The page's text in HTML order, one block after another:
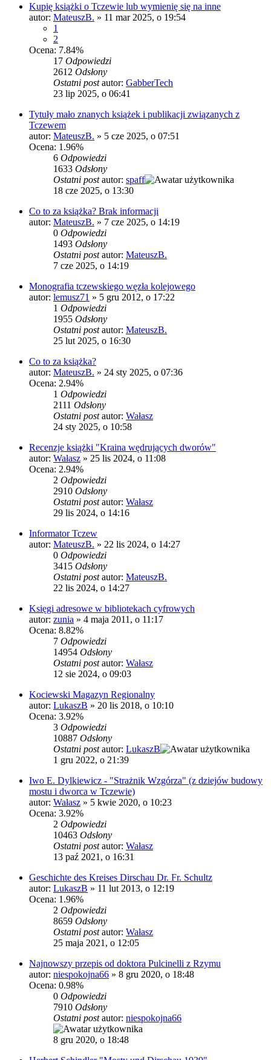
Kupię książki o Tczewie lub wymienię się na inne
autor: MateuszB. » 11 mar 2025, o 19:54
1
2
Ocena: 7.84%
17 Odpowiedzi
2612 Odsłony
Ostatni postautor: GabberTech
23 lip 2025, o 06:41
Tytuły mało znanych książek i publikacji związanych z
Tczewem
autor: MateuszB. » 5 cze 2025, o 07:51
Ocena: 1.96%
6 Odpowiedzi
1633 Odsłony
Ostatni postautor: spaff
18 cze 2025, o 13:30
Co to za książka? Brak informacji
autor: MateuszB. » 7 cze 2025, o 14:19
0 Odpowiedzi
1493 Odsłony
Ostatni postautor: MateuszB.
7 cze 2025, o 14:19
Monografia tczewskiego węzła kolejowego
autor: lemusz71 » 5 gru 2012, o 17:22
1 Odpowiedzi
1955 Odsłony
Ostatni postautor: MateuszB.
25 lut 2025, o 16:30
Co to za książka?
autor: MateuszB. » 24 sty 2025, o 07:36
Ocena: 2.94%
1 Odpowiedzi
2111 Odsłony
Ostatni postautor: Wałasz
24 sty 2025, o 10:58
Recenzje książki "Kraina wędrujących dworów"
autor: Wałasz » 25 lis 2024, o 11:08
Ocena: 2.94%
2 Odpowiedzi
2910 Odsłony
Ostatni postautor: Wałasz
29 lis 2024, o 14:16
Informator Tczew
autor: MateuszB. » 22 lis 2024, o 14:27
0 Odpowiedzi
3415 Odsłony
Ostatni postautor: MateuszB.
22 lis 2024, o 14:27
Księgi adresowe w bibliotekach cyfrowych
autor: zunia » 4 maja 2011, o 11:17
Ocena: 8.82%
7 Odpowiedzi
14954 Odsłony
Ostatni postautor: Wałasz
12 sie 2024, o 09:03
Kociewski Magazyn Regionalny
autor: LukaszB » 20 lis 2018, o 10:10
Ocena: 3.92%
3 Odpowiedzi
10887 Odsłony
Ostatni postautor: LukaszB
1 gru 2022, o 21:39
Iwo E. Dylkiewicz - "Strażnik Wzgórza" (z dziejów budowy
mostu i dworca w Tczewie)
autor: Wałasz » 5 kwie 2020, o 10:23
Ocena: 3.92%
2 Odpowiedzi
10463 Odsłony
Ostatni postautor: Wałasz
13 paź 2021, o 16:31
Geschichte des Kreises Dirschau Dr. Fr. Schultz
autor: LukaszB » 11 lut 2013, o 12:19
Ocena: 1.96%
2 Odpowiedzi
8659 Odsłony
Ostatni postautor: Wałasz
25 maja 2021, o 12:05
Najnowszy przepis od doktora Pulcinelli z Rzymu
autor: niespokojna66 » 8 gru 2020, o 18:48
Ocena: 0.98%
0 Odpowiedzi
7910 Odsłony
Ostatni postautor: niespokojna66
8 gru 2020, o 18:48